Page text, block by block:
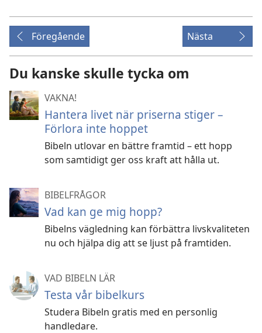
Föregående Nästa
Du kanske skulle tycka om
VAKNA!
Hantera livet när priserna stiger –
Förlora inte hoppet
Bibeln utlovar en bättre framtid – ett hopp
som samtidigt ger oss kraft att hålla ut.
BIBELFRÅGOR
Vad kan ge mig hopp?
Bibelns vägledning kan förbättra livskvaliteten
nu och hjälpa dig att se ljust på framtiden.
VAD BIBELN LÄR
Testa vår bibelkurs
Studera Bibeln gratis med en personlig
handledare.